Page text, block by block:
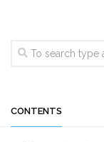
CONTENTS